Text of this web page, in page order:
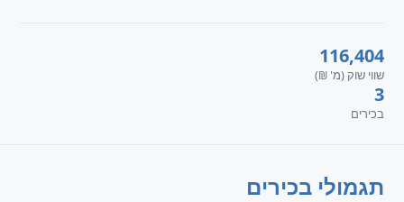
116,404
שווי שוק (מ' ₪)
3
בכירים
תגמולי בכירים